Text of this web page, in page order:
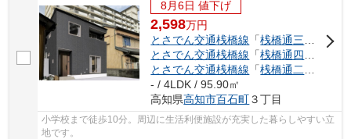
8月6日 値下げ
2,598万円
とさでん交通桟橋線 「桟橋通三丁目
」駅
とさでん交通桟橋線 「桟橋通四丁目
とさでん交通桟橋線 「桟橋通二丁目
- / 4LDK / 95.90㎡
高知県高知市百石町３丁目
小学校まで徒歩10分。周辺に生活利便施設が充実した暮らしやすい立
地です。